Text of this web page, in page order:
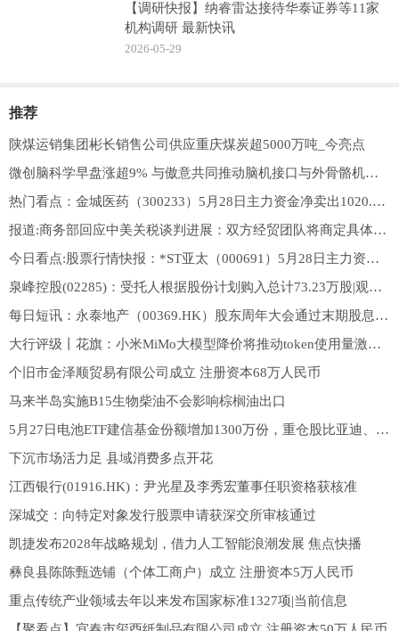
【调研快报】纳睿雷达接待华泰证券等11家
机构调研 最新快讯
2026-05-29
推荐
陕煤运销集团彬长销售公司供应重庆煤炭超5000万吨_今亮点
微创脑科学早盘涨超9% 与傲意共同推动脑机接口与外骨骼机器人系统深度融合 焦点精选
热门看点：金城医药（300233）5月28日主力资金净卖出1020.21万元
报道:商务部回应中美关税谈判进展：双方经贸团队将商定具体安排并尽快推动实施
今日看点:股票行情快报：*ST亚太（000691）5月28日主力资金净买入1358.71万元
泉峰控股(02285)：受托人根据股份计划购入总计73.23万股|观焦点
每日短讯：永泰地产（00369.HK）股东周年大会通过末期股息每股4.00港仙
大行评级丨花旗：小米MiMo大模型降价将推动token使用量激增，重申“买入”评级
个旧市金泽顺贸易有限公司成立 注册资本68万人民币
马来半岛实施B15生物柴油不会影响棕榈油出口
5月27日电池ETF建信基金份额增加1300万份，重仓股比亚迪、宁德时代、华友钴业 观察
下沉市场活力足 县域消费多点开花
江西银行(01916.HK)：尹光星及李秀宏董事任职资格获核准
深城交：向特定对象发行股票申请获深交所审核通过
凯捷发布2028年战略规划，借力人工智能浪潮发展 焦点快播
彝良县陈陈甄选铺（个体工商户）成立 注册资本5万人民币
重点传统产业领域去年以来发布国家标准1327项|当前信息